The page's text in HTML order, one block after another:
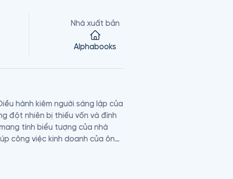
Nhà xuất bản
Alphabooks
hành kiêm người sáng lập của
đột nhiên bị thiếu vốn và đình
tính biểu tượng của nhà
công việc kinh doanh của ông
– chủ chuỗi khách sạn lớn